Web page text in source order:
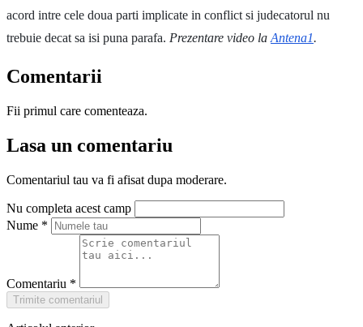
acord intre cele doua parti implicate in conflict si judecatorul nu
trebuie decat sa isi puna parafa. Prezentare video la Antena1.
Comentarii
Fii primul care comenteaza.
Lasa un comentariu
Comentariul tau va fi afisat dupa moderare.
Nu completa acest camp
Nume *
Comentariu *
Trimite comentariul